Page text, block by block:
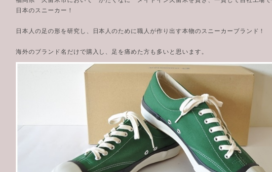
日本のスニーカー！
日本人の足の形を研究し、日本人のために職人が作り出す本物のスニーカーブランド！
海外のブランド名だけで購入し、足を痛めた方も多いと思います。